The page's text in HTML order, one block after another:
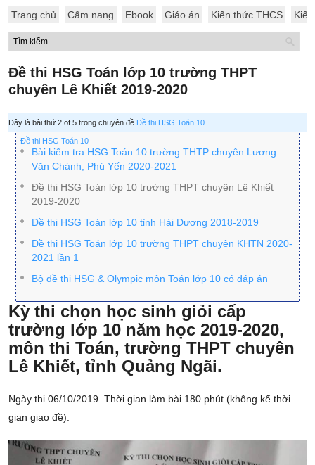
Trang chủ Cẩm nang Ebook Giáo án Kiến thức THCS
Đề thi HSG Toán lớp 10 trường THPT
chuyên Lê Khiết 2019-2020
Đây là bài thứ 2 of 5 trong chuyên đề Đề thi HSG Toán 10
Đề thi HSG Toán 10
Bài kiểm tra HSG Toán 10 trường THTP chuyên Lương
Văn Chánh, Phú Yến 2020-2021
Đề thi HSG Toán lớp 10 trường THPT chuyên Lê Khiết
2019-2020
Đề thi HSG Toán lớp 10 tỉnh Hải Dương 2018-2019
Đề thi HSG Toán lớp 10 trường THPT chuyên KHTN 2020-
2021 lần 1
Bộ đề thi HSG & Olympic môn Toán lớp 10 có đáp án
Kỳ thi chọn học sinh giỏi cấp
trường lớp 10 năm học 2019-2020,
môn thi Toán, trường THPT chuyên
Lê Khiết, tỉnh Quảng Ngãi.
Ngày thi 06/10/2019. Thời gian làm bài 180 phút (không kể thời
gian giao đề).